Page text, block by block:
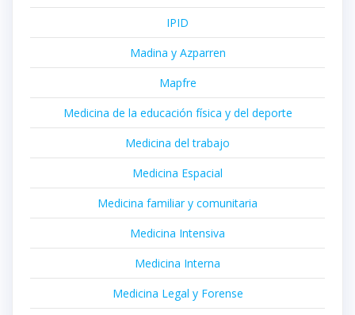
IPID
Madina y Azparren
Mapfre
Medicina de la educación física y del deporte
Medicina del trabajo
Medicina Espacial
Medicina familiar y comunitaria
Medicina Intensiva
Medicina Interna
Medicina Legal y Forense